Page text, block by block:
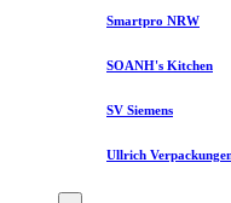
Smartpro NRW
SOANH's Kitchen
SV Siemens
Ullrich